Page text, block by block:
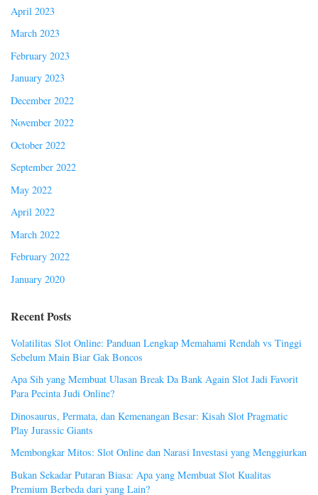
April 2023
March 2023
February 2023
January 2023
December 2022
November 2022
October 2022
September 2022
May 2022
April 2022
March 2022
February 2022
January 2020
Recent Posts
Volatilitas Slot Online: Panduan Lengkap Memahami Rendah vs Tinggi
Sebelum Main Biar Gak Boncos
Apa Sih yang Membuat Ulasan Break Da Bank Again Slot Jadi Favorit
Para Pecinta Judi Online?
Dinosaurus, Permata, dan Kemenangan Besar: Kisah Slot Pragmatic
Play Jurassic Giants
Membongkar Mitos: Slot Online dan Narasi Investasi yang Menggiurkan
Bukan Sekadar Putaran Biasa: Apa yang Membuat Slot Kualitas
Premium Berbeda dari yang Lain?